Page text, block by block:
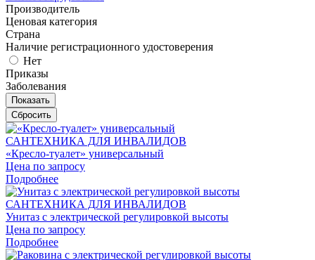
Производитель
Ценовая категория
Страна
Наличие регистрационного удостоверения
Нет
Приказы
Заболевания
САНТЕХНИКА ДЛЯ ИНВАЛИДОВ
«Кресло-туалет» универсальный
Цена по запросу
Подробнее
САНТЕХНИКА ДЛЯ ИНВАЛИДОВ
Унитаз с электрической регулировкой высоты
Цена по запросу
Подробнее